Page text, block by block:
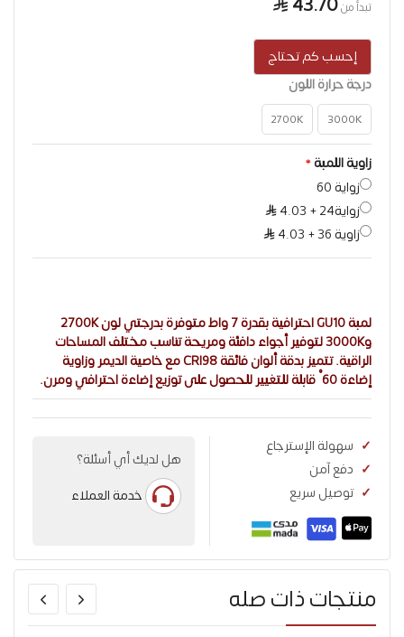
تبدأ من
إحسب كم تحتاج
درجة حرارة اللون
3000K
2700K
زاوية اللمبة
زواية 60
زواية24
+
4.03
زاوية 36
+
4.03
لمبة GU10 احترافية بقدرة 7 واط متوفرة بدرجتي لون 2700K
و3000K لتوفير أجواء دافئة ومريحة تناسب مختلف المساحات
الراقية. تتميز بدقة ألوان فائقة CRI98 مع خاصية الديمر وزاوية
إضاءة 60° قابلة للتغيير للحصول على توزيع إضاءة احترافي ومرن.
سهولة الإسترجاع
دفع آمن
توصيل سريع
هل لديك أي أسئلة؟
خدمة العملاء
منتجات ذات صله